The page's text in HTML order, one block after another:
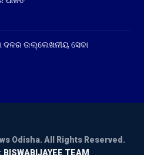
ଦଳର ଉଲ୍ଲେଖନୀୟ ସେବା
Odisha. All Rights Reserved.
BISWABIJAYEE TEAM